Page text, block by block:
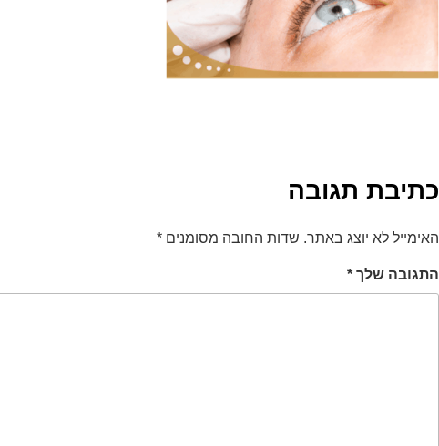
כתיבת תגובה
האימייל לא יוצג באתר. שדות החובה מסומנים *
התגובה שלך *